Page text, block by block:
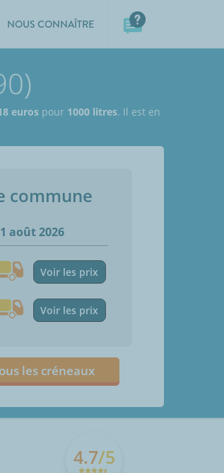
NOUS CONNAÎTRE
euros pour 1000 litres. Il est en
commune
août 2026
Voir les prix
Voir les prix
les créneaux
4.7/5